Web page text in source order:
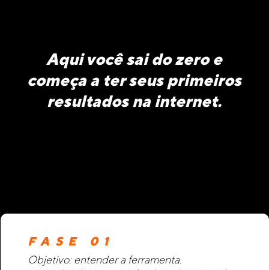
Aqui você sai do zero e
começa a ter seus primeiros
resultados na internet.
FASE 01
Objetivo: entender a ferramenta.